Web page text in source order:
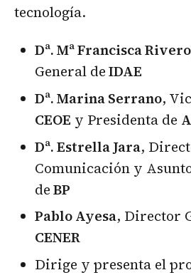
tecnología.
Dª. Mª Francisca Rivero
General deIDAE
Dª. Marina Serrano,
CEOE y Presidenta de
Dª. Estrella Jara,
Comunicación y
deBP
Pablo Ayesa, Director
CENER
Dirige y presenta el